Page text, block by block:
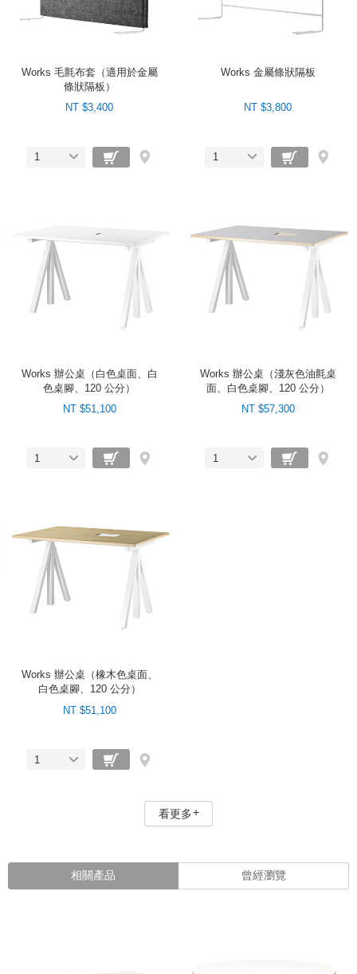
Works 毛氈布套（適用於金屬
條狀隔板）
NT $3,400
1
Works 金屬條狀隔板
NT $3,800
1
Works 辦公桌（白色桌面、白
色桌腳、120 公分）
NT $51,100
1
Works 辦公桌（淺灰色油氈桌
面、白色桌腳、120 公分）
NT $57,300
1
Works 辦公桌（橡木色桌面、
白色桌腳、120 公分）
NT $51,100
1
看更多
相關產品 曾經瀏覽